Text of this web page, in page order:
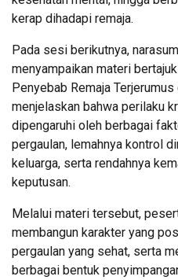
kerap dihadapi remaja.
Pada sesi berikutnya,
menyampaikan materi
Penyebab Remaja
menjelaskan bahwa perilaku
dipengaruhi oleh berbagai
pergaulan, lemahnya kontrol
keluarga, serta rendahnya
keputusan.
Melalui materi tersebut,
membangun karakter yang
pergaulan yang sehat, serta
berbagai bentuk